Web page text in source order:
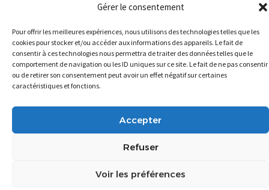
Gérer le consentement
Pour offrir les meilleures expériences, nous utilisons des technologies telles que les
cookies pour stocker et/ou accéder aux informations des appareils. Le fait de
consentir à ces technologies nous permettra de traiter des données telles que le
comportement de navigation ou les ID uniques sur ce site. Le fait de ne pas consentir
ou de retirer son consentement peut avoir un effet négatif sur certaines
caractéristiques et fonctions.
Accepter
Refuser
Voir les préférences
MagStartup.com @ 2025
Conditions d’utilisation
Contactez Nous
Les Incubateurs Régionaux